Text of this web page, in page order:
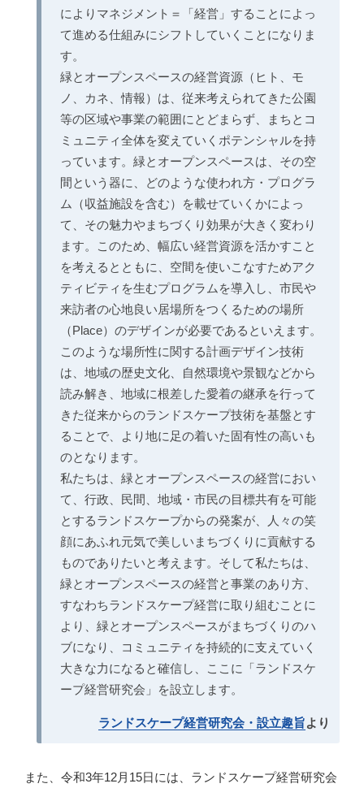
によりマネジメント＝「経営」することによっ
て進める仕組みにシフトしていくことになりま
す。
緑とオープンスペースの経営資源（ヒト、モ
ノ、カネ、情報）は、従来考えられてきた公園
等の区域や事業の範囲にとどまらず、まちとコ
ミュニティ全体を変えていくポテンシャルを持
っています。緑とオープンスペースは、その空
間という器に、どのような使われ方・プログラ
ム（収益施設を含む）を載せていくかによっ
て、その魅力やまちづくり効果が大きく変わり
ます。このため、幅広い経営資源を活かすこと
を考えるとともに、空間を使いこなすためアク
ティビティを生むプログラムを導入し、市民や
来訪者の心地良い居場所をつくるための場所
（Place）のデザインが必要であるといえます。
このような場所性に関する計画デザイン技術
は、地域の歴史文化、自然環境や景観などから
読み解き、地域に根差した愛着の継承を行って
きた従来からのランドスケープ技術を基盤とす
ることで、より地に足の着いた固有性の高いも
のとなります。
私たちは、緑とオープンスペースの経営におい
て、行政、民間、地域・市民の目標共有を可能
とするランドスケープからの発案が、人々の笑
顔にあふれ元気で美しいまちづくりに貢献する
ものでありたいと考えます。そして私たちは、
緑とオープンスペースの経営と事業のあり方、
すなわちランドスケープ経営に取り組むことに
より、緑とオープンスペースがまちづくりのハ
ブになり、コミュニティを持続的に支えていく
大きな力になると確信し、ここに「ランドスケ
ープ経営研究会」を設立します。
ランドスケープ経営研究会・設立趣旨より
また、令和3年12月15日には、ランドスケープ経営研究会